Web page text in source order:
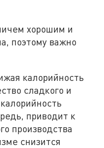
хорошим и
поэтому важно
калорийность
сладкого и
приводит к
производства
снизится